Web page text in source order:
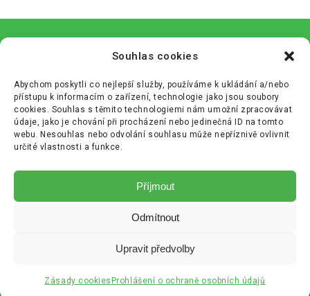
Souhlas cookies
Abychom poskytli co nejlepší služby, používáme k ukládání a/nebo
přístupu k informacím o zařízení, technologie jako jsou soubory
cookies. Souhlas s těmito technologiemi nám umožní zpracovávat
údaje, jako je chování při procházení nebo jedinečná ID na tomto
webu. Nesouhlas nebo odvolání souhlasu může nepříznivě ovlivnit
určité vlastnosti a funkce.
Příjmout
Odmítnout
Upravit předvolby
Zásady cookies Prohlášení o ochraně osobních údajů
Zásady ochrany osobních údajů (GDPR)